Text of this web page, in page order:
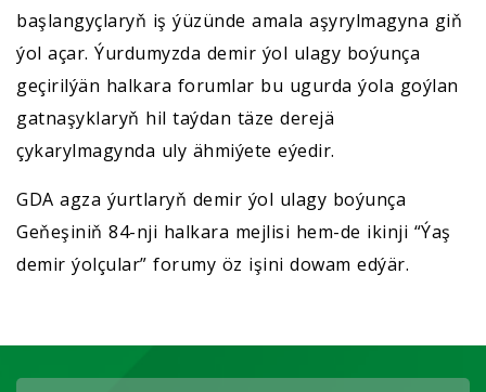
başlangyçlaryň iş ýüzünde amala aşyrylmagyna giň
ýol açar. Ýurdumyzda demir ýol ulagy boýunça
geçirilýän halkara forumlar bu ugurda ýola goýlan
gatnaşyklaryň hil taýdan täze derejä
çykarylmagynda uly ähmiýete eýedir.
GDA agza ýurtlaryň demir ýol ulagy boýunça
Geňeşiniň 84-nji halkara mejlisi hem-de ikinji “Ýaş
demir ýolçular” forumy öz işini dowam edýär.